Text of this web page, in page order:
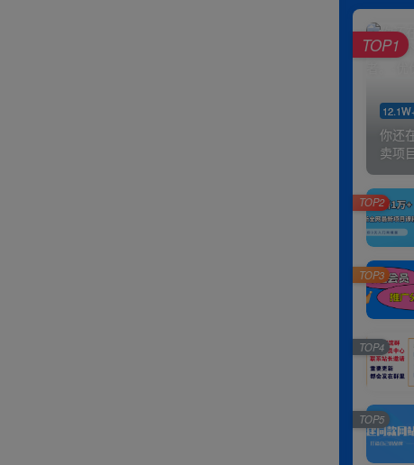
你还
卖项
TOP1
TOP2
TOP3
TOP4
TOP5